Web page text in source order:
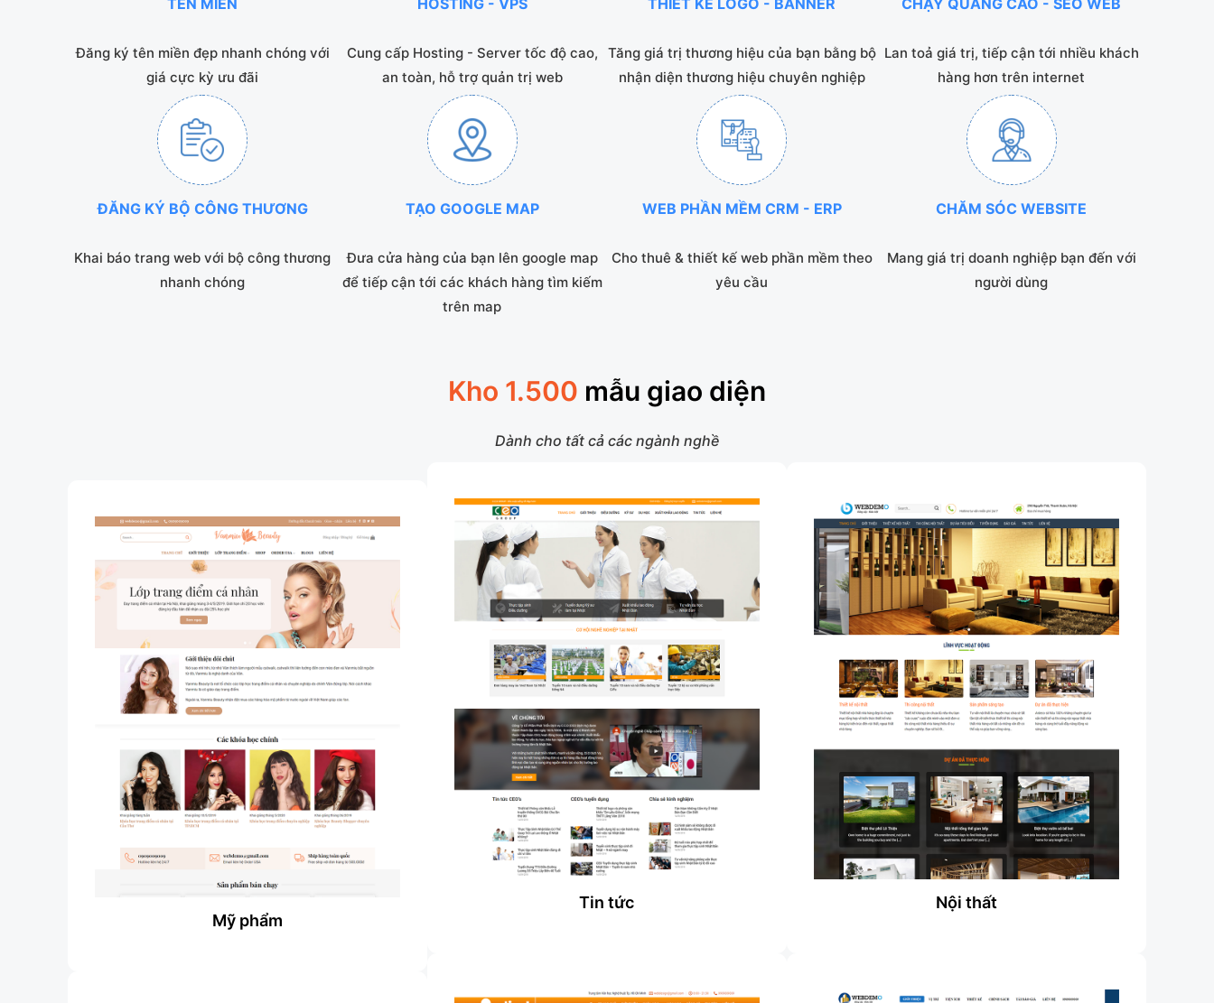
Đăng ký tên miền đẹp nhanh chóng với
giá cực kỳ ưu đãi
ĐĂNG KÝ BỘ CÔNG THƯƠNG
Khai báo trang web với bộ công thương
nhanh chóng
Cung cấp Hosting - Server tốc độ cao,
an toàn, hỗ trợ quản trị web
TẠO GOOGLE MAP
Đưa cửa hàng của bạn lên google map
để tiếp cận tới các khách hàng tìm kiếm
trên map
Tăng giá trị thương hiệu của bạn bằng bộ
nhận diện thương hiệu chuyên nghiệp
WEB PHẦN MỀM CRM - ERP
Cho thuê & thiết kế web phần mềm theo
yêu cầu
Lan toả giá trị, tiếp cận tới nhiều khách
hàng hơn trên internet
CHĂM SÓC WEBSITE
Mang giá trị doanh nghiệp bạn đến với
người dùng
Kho 1.500 mẫu giao diện
Dành cho tất cả các ngành nghề
Mỹ phẩm
Tin tức Nội thất